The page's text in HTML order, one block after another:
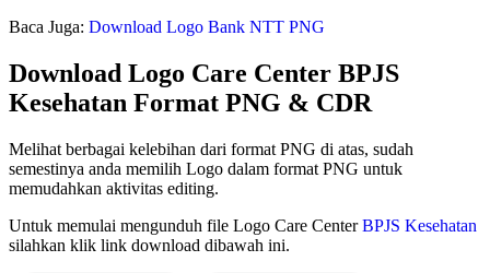
Baca Juga: Download Logo Bank NTT PNG
Download Logo Care Center BPJS
Kesehatan Format PNG & CDR
Melihat berbagai kelebihan dari format PNG di atas, sudah
semestinya anda memilih Logo dalam format PNG untuk
memudahkan aktivitas editing.
Untuk memulai mengunduh file Logo Care CenterBPJS Kesehatan
silahkan klik link download dibawah ini.